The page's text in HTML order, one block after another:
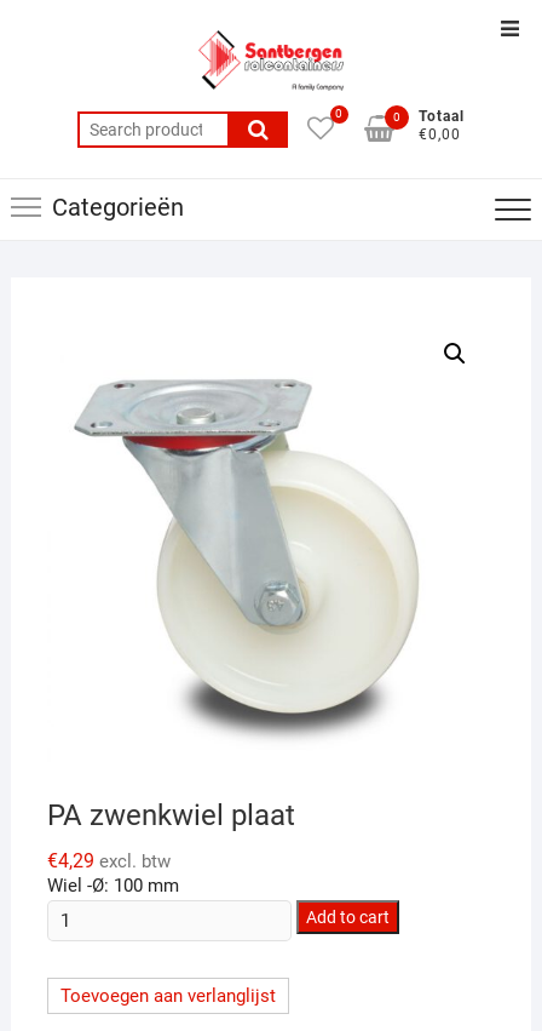
Top
Search
for:
0
Totaal
€0,00
0
Categorieën
PA zwenkwiel plaat
€4,29 excl. btw
Wiel -Ø: 100 mm
PA
zwenkwiel
quantity
Add to cart
Toevoegen aan verlanglijst